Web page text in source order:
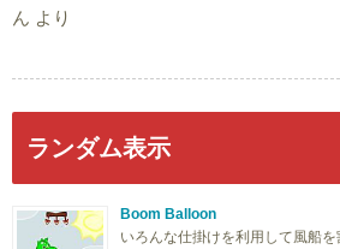
ん より
ランダム表示
Boom Balloon
いろんな仕掛けを利用して風船